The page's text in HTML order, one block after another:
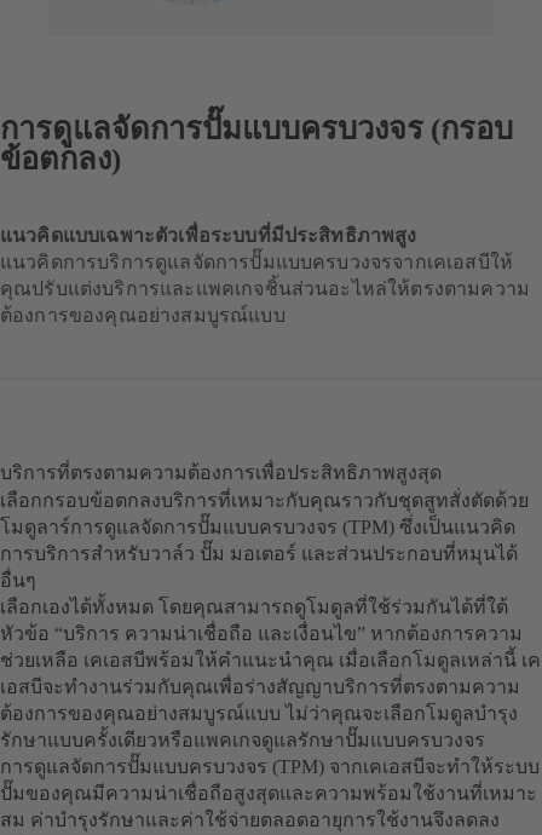
การดูแลจัดการปั๊มแบบครบวงจร (กรอบ
ข้อตกลง)
แนวคิดแบบเฉพาะตัวเพื่อระบบที่มีประสิทธิภาพสูง
แนวคิดการบริการดูแลจัดการปั๊มแบบครบวงจรจากเคเอสบีให้
คุณปรับแต่งบริการและแพคเกจชิ้นส่วนอะไหล่ให้ตรงตามความ
ต้องการของคุณอย่างสมบูรณ์แบบ
บริการที่ตรงตามความต้องการเพื่อประสิทธิภาพสูงสุด
เลือกกรอบข้อตกลงบริการที่เหมาะกับคุณราวกับชุดสูทสั่งตัดด้วย
โมดูลาร์การดูแลจัดการปั๊มแบบครบวงจร (TPM) ซึ่งเป็นแนวคิด
การบริการสำหรับวาล์ว ปั๊ม มอเตอร์ และส่วนประกอบที่หมุนได้
อื่นๆ
เลือกเองได้ทั้งหมด โดยคุณสามารถดูโมดูลที่ใช้ร่วมกันได้ที่ใต้
หัวข้อ “บริการ ความน่าเชื่อถือ และเงื่อนไข” หากต้องการความ
ช่วยเหลือ เคเอสบีพร้อมให้คำแนะนำคุณ เมื่อเลือกโมดูลเหล่านี้ เค
เอสบีจะทำงานร่วมกับคุณเพื่อร่างสัญญาบริการที่ตรงตามความ
ต้องการของคุณอย่างสมบูรณ์แบบ ไม่ว่าคุณจะเลือกโมดูลบำรุง
รักษาแบบครั้งเดียวหรือแพคเกจดูแลรักษาปั๊มแบบครบวงจร
การดูแลจัดการปั๊มแบบครบวงจร (TPM) จากเคเอสบีจะทำให้ระบบ
ปั๊มของคุณมีความน่าเชื่อถือสูงสุดและความพร้อมใช้งานที่เหมาะ
สม ค่าบำรุงรักษาและค่าใช้จ่ายตลอดอายุการใช้งานจึงลดลง